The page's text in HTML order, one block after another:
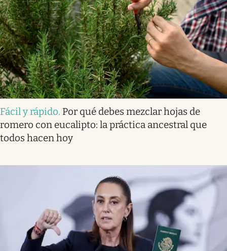
Fácil y rápido. Por qué debes mezclar hojas de
romero con eucalipto: la práctica ancestral que
todos hacen hoy